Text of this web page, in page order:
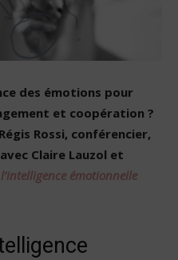
des émotions pour
et coopération ?
Rossi, conférencier,
Claire Lauzol et
émotionnelle